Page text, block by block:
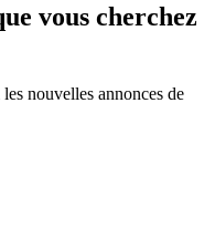
vous cherchez
nouvelles annonces de